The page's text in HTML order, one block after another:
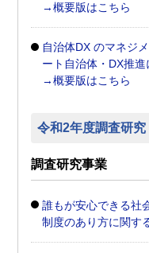
→概要版はこちら
自治体DX のマネジ
ート自治体・DX推進
→概要版はこちら
令和2年度調査研究
調査研究事業
誰もが安心できる社
制度のあり方に関す